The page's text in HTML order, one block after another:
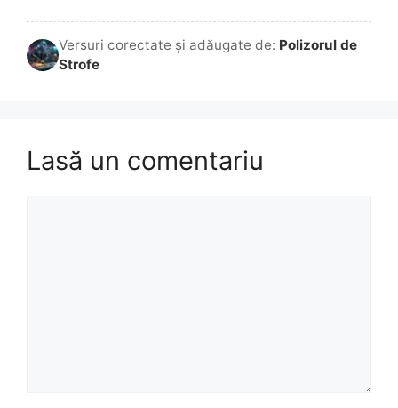
Versuri corectate și adăugate de: Polizorul de
Strofe
Lasă un comentariu